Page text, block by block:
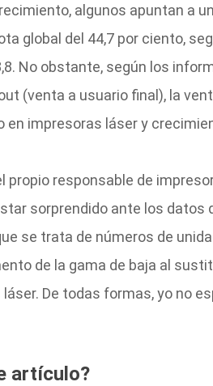
algunos apuntan a
global del 44,7 por ciento,
No obstante, según los
(venta a usuario final), la
en impresoras láser y
propio responsable de
sorprendido ante los
se trata de números de
de la gama de baja al
De todas formas, yo no
artículo?